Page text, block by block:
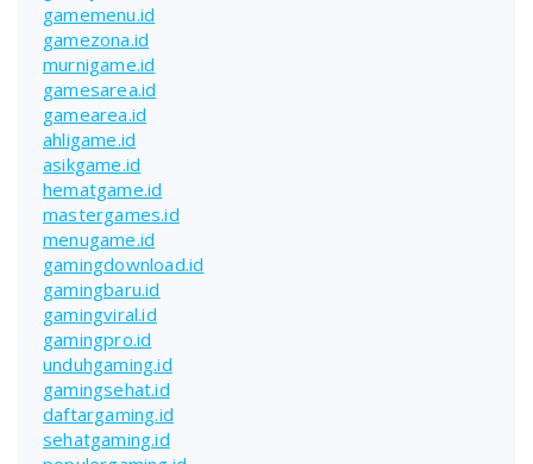
gamemenu.id
gamezona.id
murnigame.id
gamesarea.id
gamearea.id
ahligame.id
asikgame.id
hematgame.id
mastergames.id
menugame.id
gamingdownload.id
gamingbaru.id
gamingviral.id
gamingpro.id
unduhgaming.id
gamingsehat.id
daftargaming.id
sehatgaming.id